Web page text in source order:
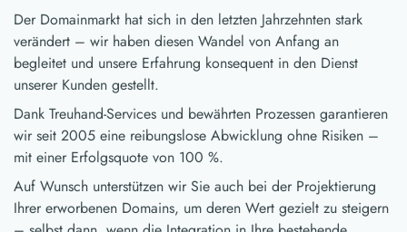
Der Domainmarkt hat sich in den letzten Jahrzehnten stark
verändert – wir haben diesen Wandel von Anfang an
begleitet und unsere Erfahrung konsequent in den Dienst
unserer Kunden gestellt.
Dank Treuhand-Services und bewährten Prozessen garantieren
wir seit 2005 eine reibungslose Abwicklung ohne Risiken –
mit einer Erfolgsquote von 100 %.
Auf Wunsch unterstützen wir Sie auch bei der Projektierung
Ihrer erworbenen Domains, um deren Wert gezielt zu steigern